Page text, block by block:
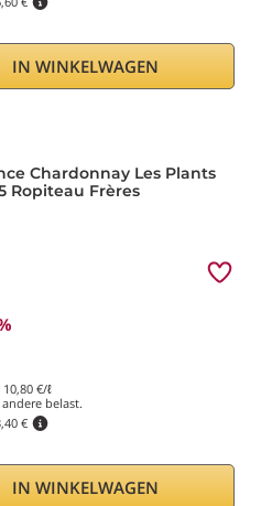
IN WINKELWAGEN
Chardonnay Les Plants
Ropiteau Frères
10,80 €/ℓ
belast.
€
IN WINKELWAGEN